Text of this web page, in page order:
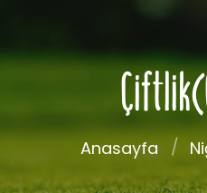
Anasayfa